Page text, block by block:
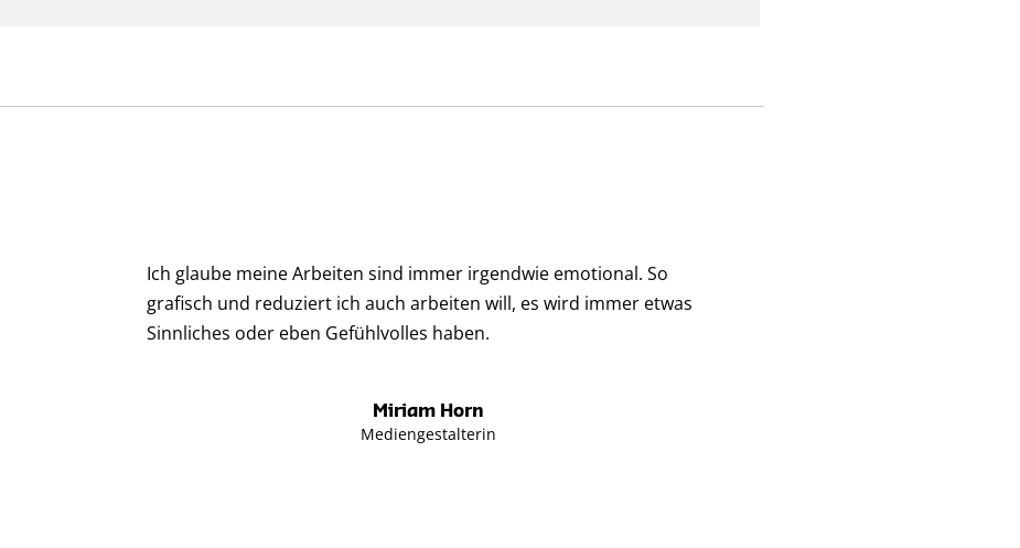
Ich glaube meine Arbeiten sind immer irgendwie emotional. So
grafisch und reduziert ich auch arbeiten will, es wird immer etwas
Sinnliches oder eben Gefühlvolles haben.
Miriam Horn
Mediengestalterin